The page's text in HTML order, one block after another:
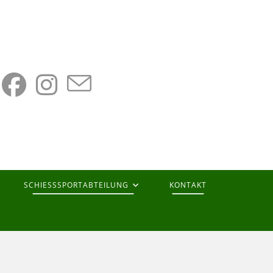
SCHIESSSPORTABTEILUNG KONTAKT